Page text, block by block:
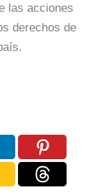
las acciones
derechos de